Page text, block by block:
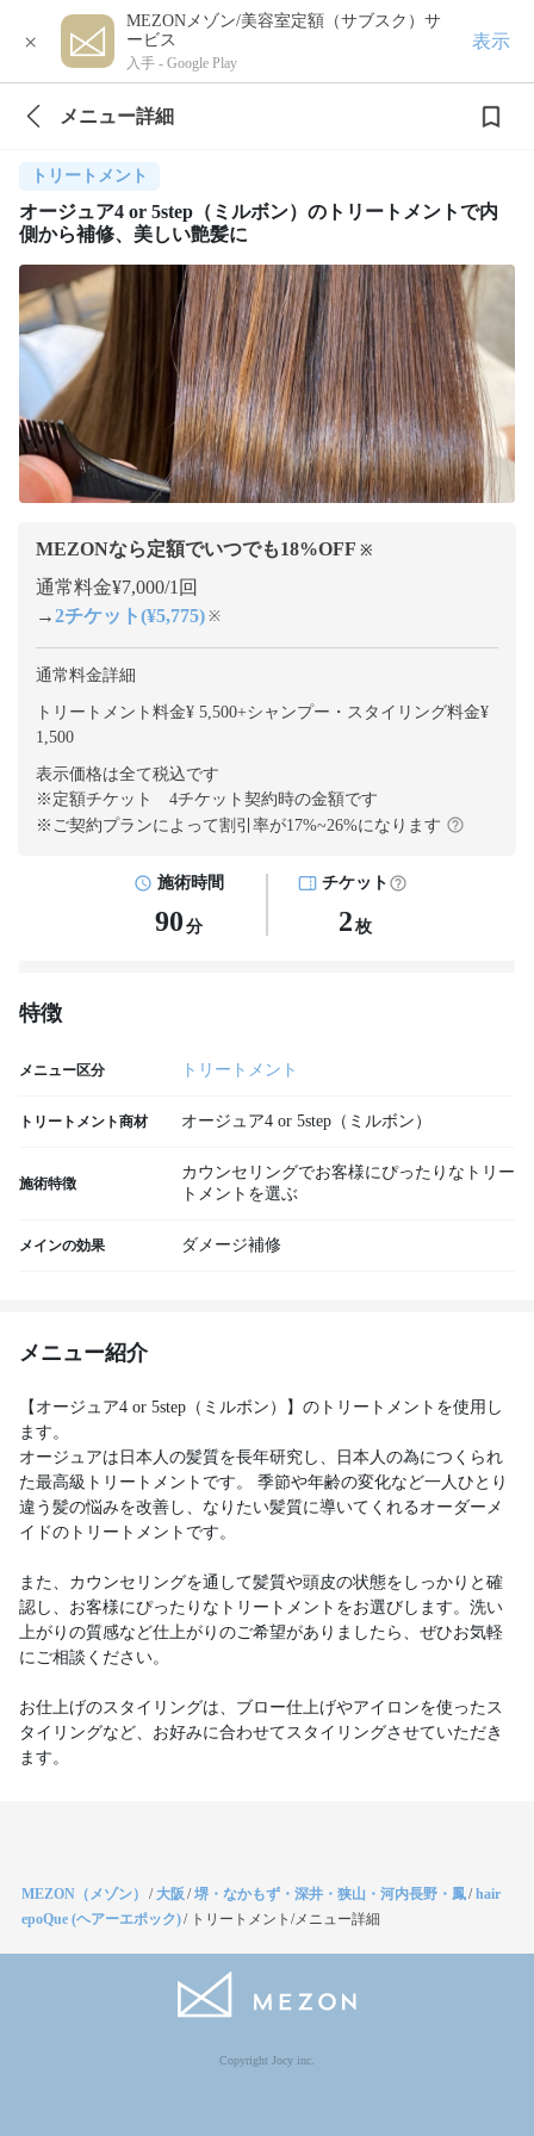
×
MEZONメゾン/美容室定額（サブスク）サ
ービス
入手 - Google Play
表示
メニュー詳細
トリートメント
オージュア4 or 5step（ミルボン）のトリートメントで内
側から補修、美しい艶髪に
MEZONなら定額でいつでも18%OFF ※
通常料金¥7,000/1回
→2チケット(¥5,775) ※
通常料金詳細
トリートメント料金¥ 5,500+シャンプー・スタイリング料金¥
1,500
表示価格は全て税込です
※定額チケット 4チケット契約時の金額です
※ご契約プランによって割引率が17%~26%になります
施術時間
90 分
チケット
2 枚
特徴
メニュー区分 トリートメント
トリートメント商材 オージュア4 or 5step（ミルボン）
施術特徴
カウンセリングでお客様にぴったりなトリー
トメントを選ぶ
メインの効果 ダメージ補修
メニュー紹介
【オージュア4 or 5step（ミルボン）】のトリートメントを使用し
ます。
オージュアは日本人の髪質を長年研究し、日本人の為につくられ
た最高級トリートメントです。 季節や年齢の変化など一人ひとり
違う髪の悩みを改善し、なりたい髪質に導いてくれるオーダーメ
イドのトリートメントです。
また、カウンセリングを通して髪質や頭皮の状態をしっかりと確
認し、お客様にぴったりなトリートメントをお選びします。洗い
上がりの質感など仕上がりのご希望がありましたら、ぜひお気軽
にご相談ください。
お仕上げのスタイリングは、ブロー仕上げやアイロンを使ったス
タイリングなど、お好みに合わせてスタイリングさせていただき
ます。
MEZON（メゾン） /大阪 /堺・なかもず・深井・狭山・河内長野・鳳/hair
epoQue (ヘアーエポック)/ トリートメント/メニュー詳細
Copyright Jocy inc.